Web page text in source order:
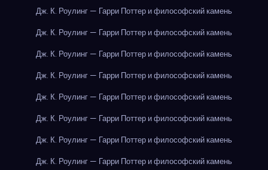
Дж. К. Роулинг — Гарри Поттер и философский камень
Дж. К. Роулинг — Гарри Поттер и философский камень
Дж. К. Роулинг — Гарри Поттер и философский камень
Дж. К. Роулинг — Гарри Поттер и философский камень
Дж. К. Роулинг — Гарри Поттер и философский камень
Дж. К. Роулинг — Гарри Поттер и философский камень
Дж. К. Роулинг — Гарри Поттер и философский камень
Дж. К. Роулинг — Гарри Поттер и философский камень